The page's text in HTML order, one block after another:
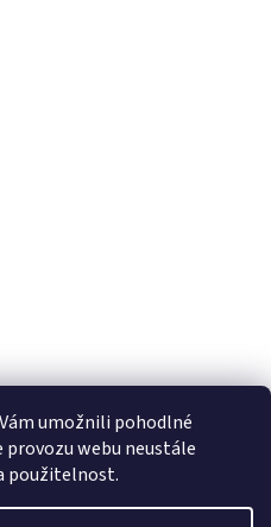
umožnili pohodlné
webu neustále
použitelnost.
/0 KČ